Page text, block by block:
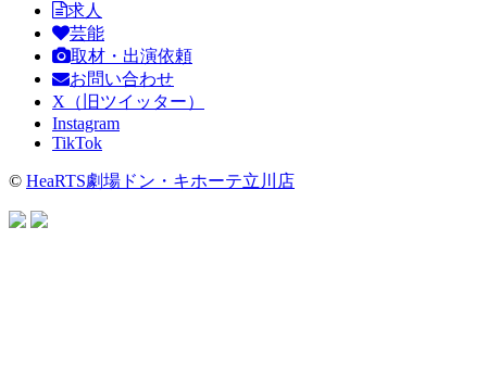
求人
芸能
取材・出演依頼
お問い合わせ
X（旧ツイッター）
Instagram
TikTok
© HeaRTS劇場ドン・キホーテ立川店